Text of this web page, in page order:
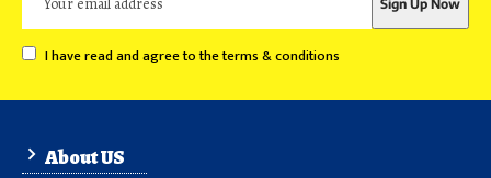
I have read and agree to the terms & conditions
About US